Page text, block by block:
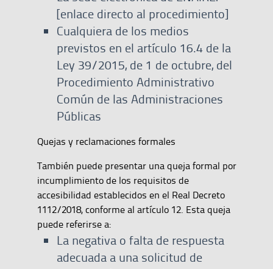
[enlace directo al procedimiento]
Cualquiera de los medios
previstos en el artículo 16.4 de la
Ley 39/2015, de 1 de octubre, del
Procedimiento Administrativo
Común de las Administraciones
Públicas
Quejas y reclamaciones formales
También puede presentar una queja formal por
incumplimiento de los requisitos de
accesibilidad establecidos en el Real Decreto
1112/2018, conforme al artículo 12. Esta queja
puede referirse a:
La negativa o falta de respuesta
adecuada a una solicitud de